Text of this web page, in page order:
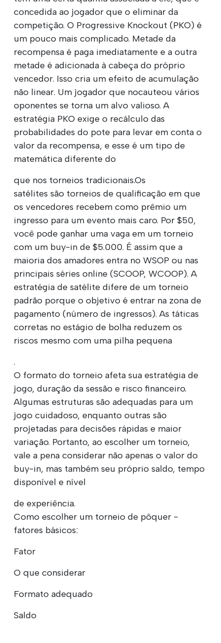
concedida ao jogador que o eliminar da
competição. O Progressive Knockout (PKO) é
um pouco mais complicado. Metade da
recompensa é paga imediatamente e a outra
metade é adicionada à cabeça do próprio
vencedor. Isso cria um efeito de acumulação
não linear. Um jogador que nocauteou vários
oponentes se torna um alvo valioso. A
estratégia PKO exige o recálculo das
probabilidades do pote para levar em conta o
valor da recompensa, e esse é um tipo de
matemática diferente do
que nos torneios tradicionais.Os
satélites são torneios de qualificação em que
os vencedores recebem como prêmio um
ingresso para um evento mais caro. Por $50,
você pode ganhar uma vaga em um torneio
com um buy-in de $5.000. É assim que a
maioria dos amadores entra no WSOP ou nas
principais séries online (SCOOP, WCOOP). A
estratégia de satélite difere de um torneio
padrão porque o objetivo é entrar na zona de
pagamento (número de ingressos). As táticas
corretas no estágio de bolha reduzem os
riscos mesmo com uma pilha pequena
.
O formato do torneio afeta sua estratégia de
jogo, duração da sessão e risco financeiro.
Algumas estruturas são adequadas para um
jogo cuidadoso, enquanto outras são
projetadas para decisões rápidas e maior
variação. Portanto, ao escolher um torneio,
vale a pena considerar não apenas o valor do
buy-in, mas também seu próprio saldo, tempo
disponível e nível
de experiência.
Como escolher um torneio de pôquer -
fatores básicos:
Fator
O que considerar
Formato adequado
Saldo